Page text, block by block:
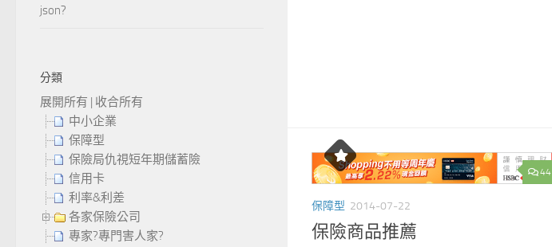
44
保障型 2014-07-22
保險商品推薦
json?
分類
展開所有 | 收合所有
中小企業
保障型
保險局仇視短年期儲蓄險
信用卡
利率&利差
各家保險公司
專家?專門害人家?